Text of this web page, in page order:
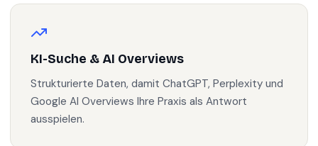
KI-Suche & AI Overviews
Strukturierte Daten, damit ChatGPT, Perplexity und
Google AI Overviews Ihre Praxis als Antwort
ausspielen.